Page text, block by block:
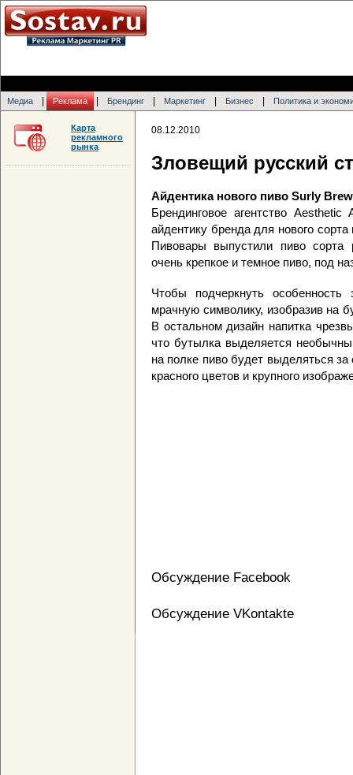
Медиа Реклама Брендинг Маркетинг Бизнес Политика и
08.12.2010
Зловещий русский
Айдентика нового пиво Surly
Брендинговое агентство
айдентику бренда для нового
Пивовары выпустили пиво сорта
очень крепкое и темное пиво, под
Чтобы подчеркнуть
мрачную символику, изобразив на
В остальном дизайн напитка
что бутылка выделяется
на полке пиво будет выделяться за
красного цветов и крупного
Обсуждение Facebook
Обсуждение VKontakte
Карта
рекламного
рынка